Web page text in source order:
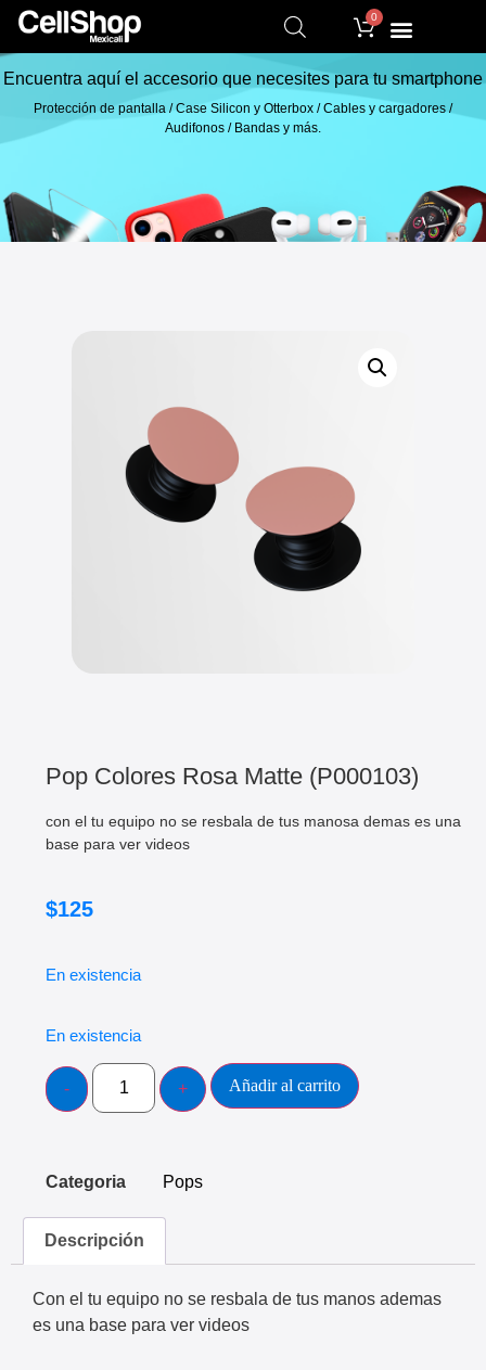
0
Encuentra aquí el accesorio que necesites para tu smartphone
Protección de pantalla / Case Silicon y Otterbox / Cables y cargadores /
Audifonos / Bandas y más.
Pop Colores Rosa Matte (P000103)
con el tu equipo no se resbala de tus manosa demas es una
base para ver videos
$125
En existencia
En existencia
Añadir al carrito
Categoria Pops
Descripción
Con el tu equipo no se resbala de tus manos ademas
es una base para ver videos